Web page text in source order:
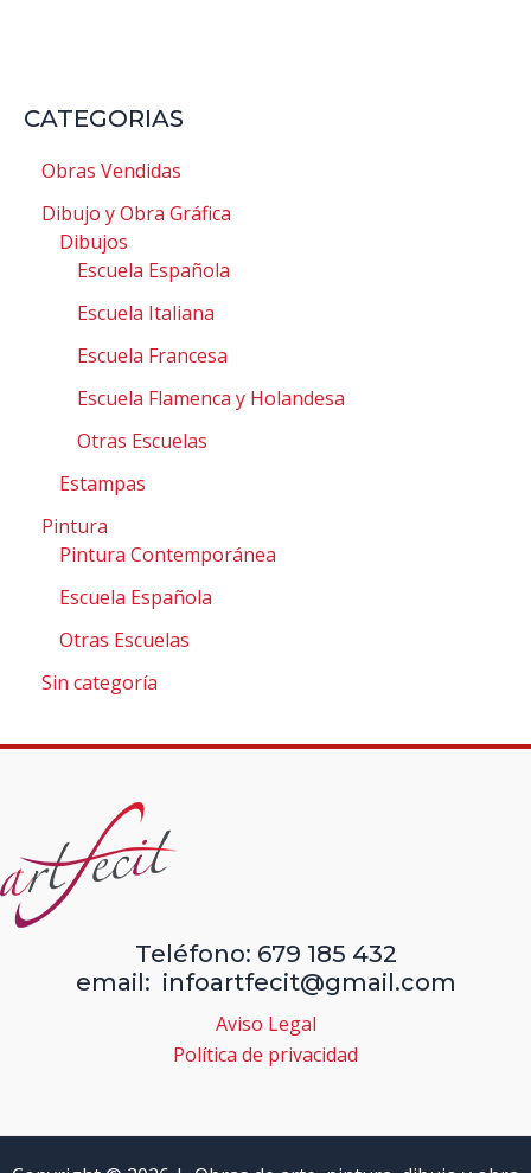
CATEGORIAS
Obras Vendidas
Dibujo y Obra Gráfica
Dibujos
Escuela Española
Escuela Italiana
Escuela Francesa
Escuela Flamenca y Holandesa
Otras Escuelas
Estampas
Pintura
Pintura Contemporánea
Escuela Española
Otras Escuelas
Sin categoría
Teléfono: 679 185 432
email: infoartfecit@gmail.com
Aviso Legal
Política de privacidad